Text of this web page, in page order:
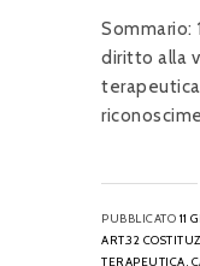
Sommario:
diritto alla
terapeutica
PUBBLICATO 11
ART.32
TERAPEUTICA,